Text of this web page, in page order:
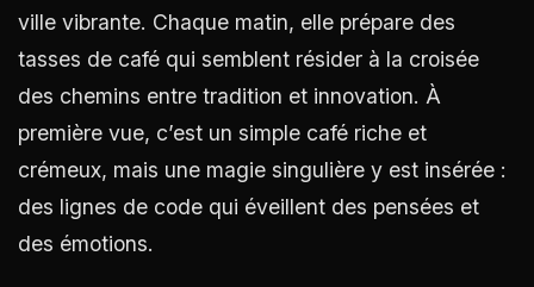
ville vibrante. Chaque matin, elle prépare des
tasses de café qui semblent résider à la croisée
des chemins entre tradition et innovation. À
première vue, c’est un simple café riche et
crémeux, mais une magie singulière y est insérée :
des lignes de code qui éveillent des pensées et
des émotions.